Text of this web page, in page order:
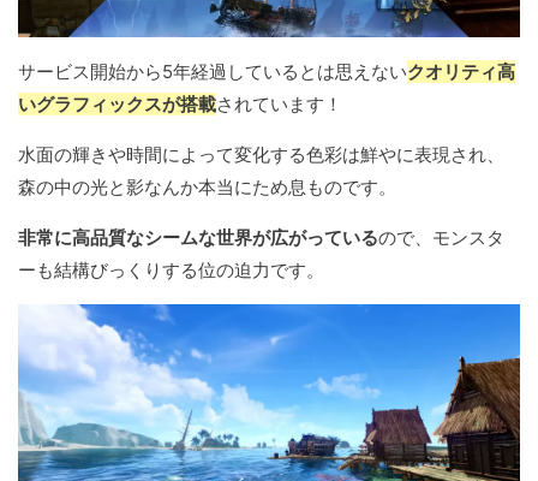
サービス開始から5年経過しているとは思えないクオリティ高
いグラフィックスが搭載されています！
水面の輝きや時間によって変化する色彩は鮮やに表現され、
森の中の光と影なんか本当にため息ものです。
非常に高品質なシームな世界が広がっているので、モンスタ
ーも結構びっくりする位の迫力です。